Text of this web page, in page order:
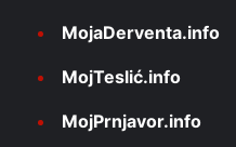
MojaDerventa.info
MojTeslić.info
MojPrnjavor.info